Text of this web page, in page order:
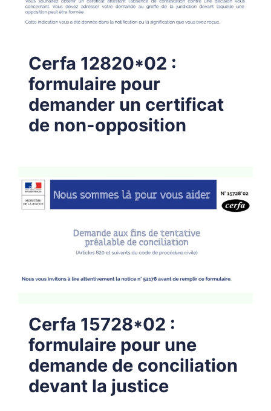
Cerfa 12820*02 :
formulaire pour
demander un certificat
de non-opposition
Cerfa 15728*02 :
formulaire pour une
demande de conciliation
devant la justice